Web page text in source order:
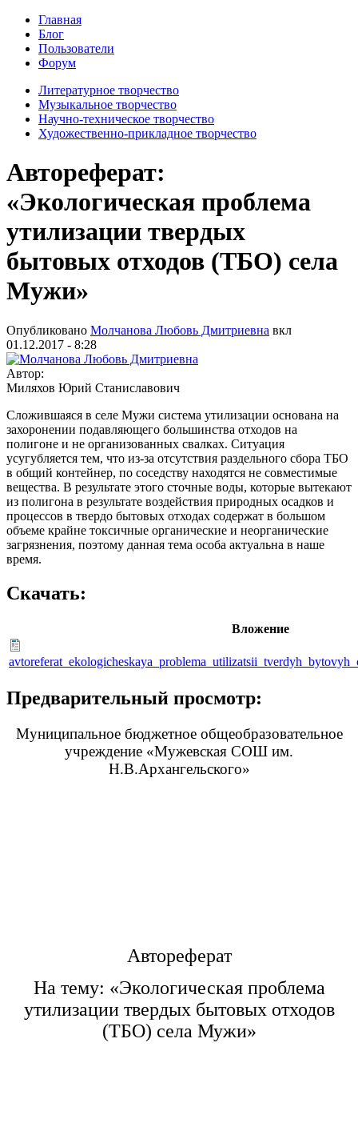
Главная
Блог
Пользователи
Форум
Литературное творчество
Музыкальное творчество
Научно-техническое творчество
Художественно-прикладное творчество
Автореферат:
«Экологическая проблема
утилизации твердых
бытовых отходов (ТБО) села
Мужи»
Опубликовано Молчанова Любовь Дмитриевна вкл
01.12.2017 - 8:28
Автор:
Миляхов Юрий Станиславович
Сложившаяся в селе Мужи система утилизации основана на
захоронении подавляющего большинства отходов на
полигоне и не организованных свалках. Ситуация
усугубляется тем, что из-за отсутствия раздельного сбора ТБО
в общий контейнер, по соседству находятся не совместимые
вещества. В результате этого сточные воды, которые вытекают
из полигона в результате воздействия природных осадков и
процессов в твердо бытовых отходах содержат в большом
объеме крайне токсичные органические и неорганические
загрязнения, поэтому данная тема особа актуальна в наше
время.
Скачать:
Вложение
Предварительный просмотр:
Муниципальное бюджетное общеобразовательное
учреждение «Мужевская СОШ им.
Н.В.Архангельского»
Автореферат
На тему: «Экологическая проблема
утилизации твердых бытовых отходов
(ТБО) села Мужи»